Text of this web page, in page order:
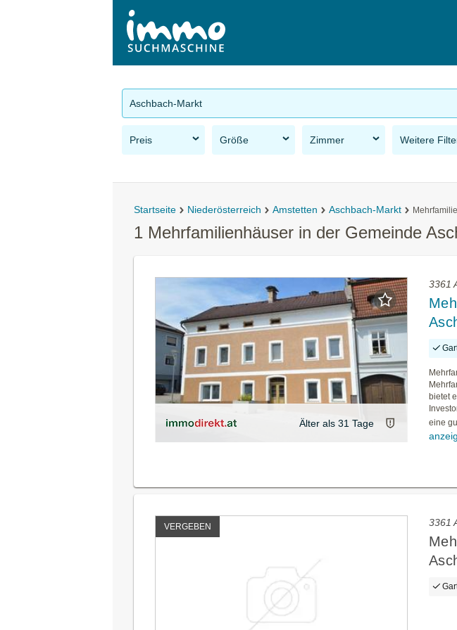
Aschbach-Markt
Preis Größe Zimmer Weitere
Startseite Niederösterreich Amstetten Aschbach-Markt
1 Mehrfamilienhäuser in der Gemeinde
Älter als 31 Tage
3361
bietet
eine
VERGEBEN 3361